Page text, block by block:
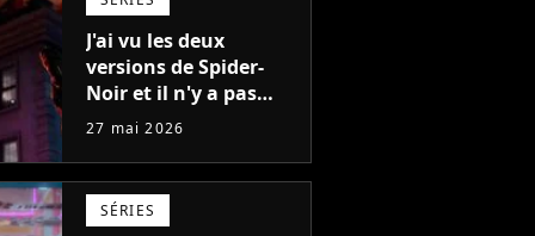
J'ai vu les deux
versions de Spider-
Noir et il n'y a pas
photo : la série Marvel
mieux ainsi...
27 mai 2026
SÉRIES